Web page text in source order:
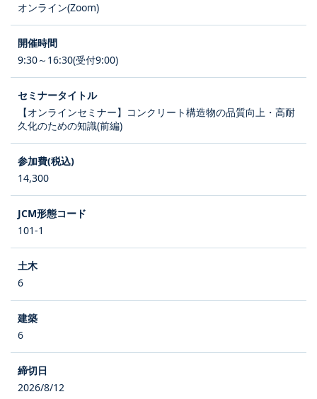
オンライン(Zoom)
9:30～16:30(受付9:00)
【オンラインセミナー】コンクリート構造物の品質向上・高耐
久化のための知識(前編)
14,300
101-1
6
6
2026/8/12